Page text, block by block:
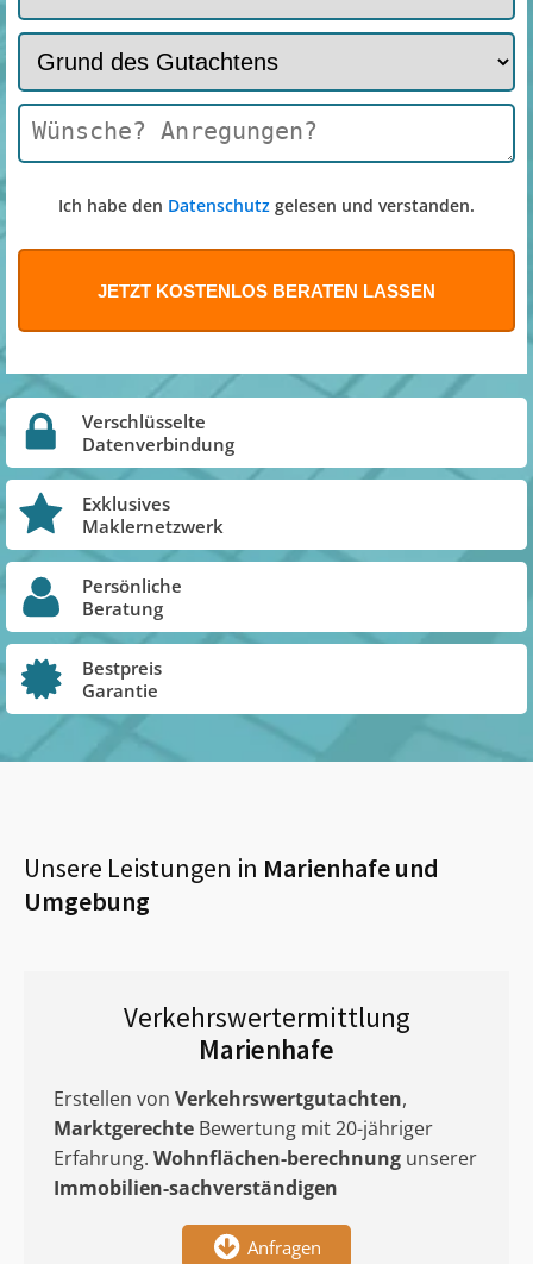
Ich habe den Datenschutz gelesen und verstanden.
Verschlüsselte
Datenverbindung
Exklusives
Maklernetzwerk
Persönliche
Beratung
Bestpreis
Garantie
Unsere Leistungen in Marienhafeund
Umgebung
Verkehrswertermittlung
Marienhafe
Erstellen von Verkehrswertgutachten,
Marktgerechte Bewertung mit 20-jähriger
Erfahrung. Wohnflächen-berechnung unserer
Immobilien-sachverständigen
Anfragen